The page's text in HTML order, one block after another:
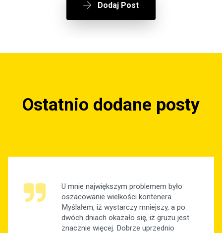
Dodaj Post
Ostatnio dodane posty
U mnie największym problemem było
oszacowanie wielkości kontenera.
Myślałem, iż wystarczy mniejszy, a po
dwóch dniach okazało się, iż gruzu jest
znacznie więcej. Dobrze uprzednio